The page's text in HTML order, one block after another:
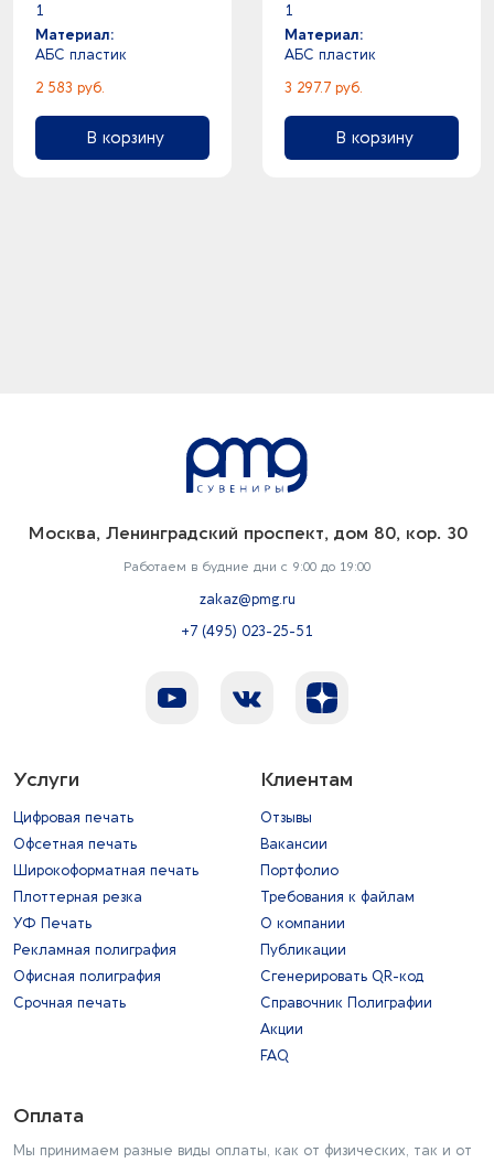
1
Материал:
АБС пластик
2 583 руб.
В корзину
1
Материал:
АБС пластик
3 297.7 руб.
В корзину
Москва, Ленинградский проспект, дом 80, кор. 30
Работаем в будние дни с 9:00 до 19:00
zakaz@pmg.ru
+7 (495) 023-25-51
Услуги
Цифровая печать
Офсетная печать
Широкоформатная печать
Плоттерная резка
УФ Печать
Рекламная полиграфия
Офисная полиграфия
Срочная печать
Клиентам
Отзывы
Вакансии
Портфолио
Требования к файлам
О компании
Публикации
Сгенерировать QR-код
Справочник Полиграфии
Акции
FAQ
Оплата
Мы принимаем разные виды оплаты, как от физических, так и от